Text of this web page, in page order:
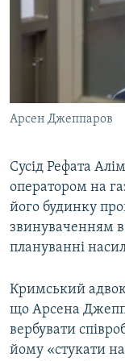
Арсен Джеппаров
Сусід Рефата
оператором на
його будинку
звинуваченням в
плануванні
Кримський
що Арсена
вербувати
йому «стукати на